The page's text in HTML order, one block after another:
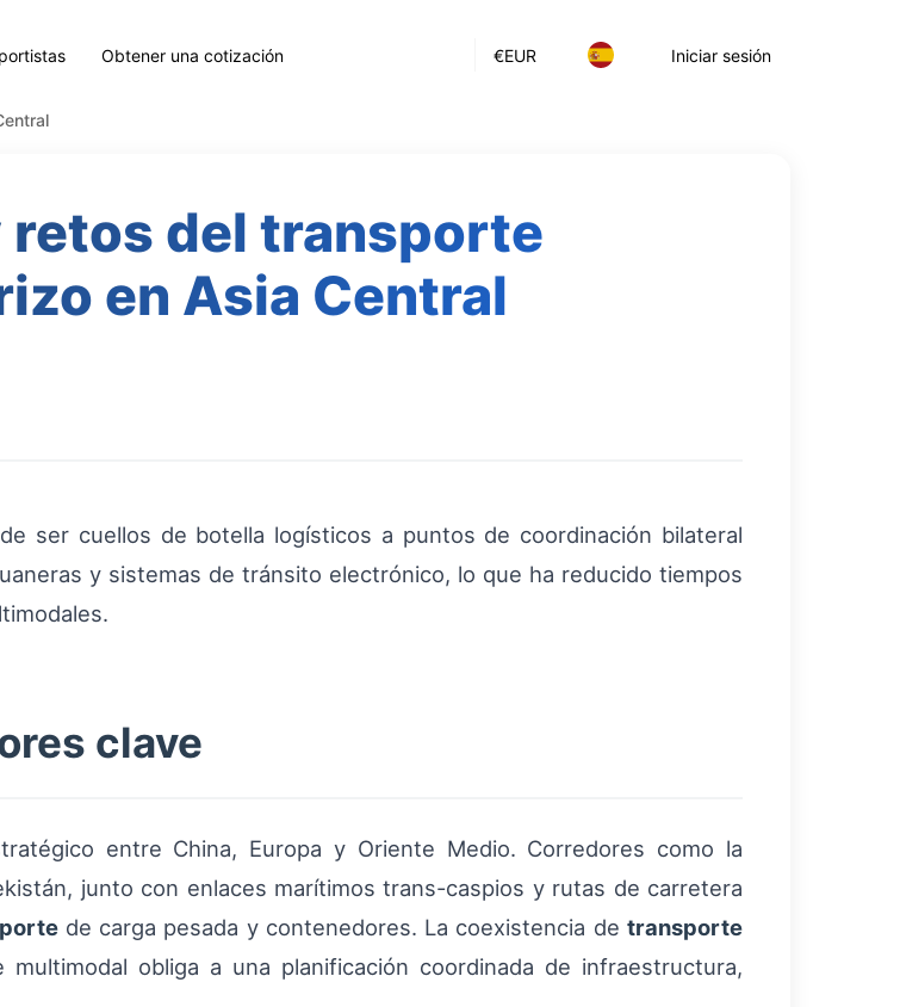
€EUR Iniciar sesión
Obtener una cotización
del transporte
en Asia Central
ser cuellos de botella logísticos a puntos de coordinación bilateral
y sistemas de tránsito electrónico, lo que ha reducido tiempos
clave
entre China, Europa y Oriente Medio. Corredores como la
junto con enlaces marítimos trans-caspios y rutas de carretera
de carga pesada y contenedores. La coexistencia detransporte
multimodal obliga a una planificación coordinada de infraestructura,